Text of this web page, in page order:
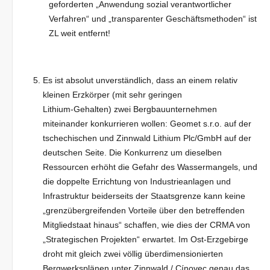
geforderten „Anwendung sozial verantwortlicher
Verfahren“ und „transparenter Geschäftsmethoden“ ist
ZL weit entfernt!
Es ist absolut unverständlich, dass an einem relativ
kleinen Erzkörper (mit sehr geringen
Lithium-Gehalten) zwei Bergbauunternehmen
miteinander konkurrieren wollen: Geomet s.r.o. auf der
tschechischen und Zinnwald Lithium Plc/GmbH auf der
deutschen Seite. Die Konkurrenz um dieselben
Ressourcen erhöht die Gefahr des Wassermangels, und
die doppelte Errichtung von Industrieanlagen und
Infrastruktur beiderseits der Staatsgrenze kann keine
„grenzübergreifenden Vorteile über den betreffenden
Mitgliedstaat hinaus“ schaffen, wie dies der CRMA von
„Strategischen Projekten“ erwartet. Im Ost-Erzgebirge
droht mit gleich zwei völlig überdimensionierten
Bergwerksplänen unter Zinnwald / Cínovec genau das